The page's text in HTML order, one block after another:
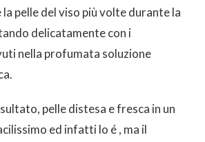
pelle del viso più volte durante la
delicatamente con i
nella profumata soluzione
pelle distesa e fresca in un
ed infatti lo é , ma il